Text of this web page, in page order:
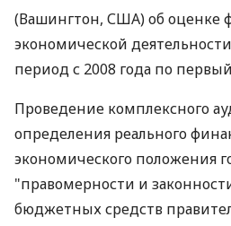
(Вашингтон, США) об оценке
экономической
период с 2008 года по
Проведение комплексного
определения реального
экономического положения
"правомерности и
бюджетных средств